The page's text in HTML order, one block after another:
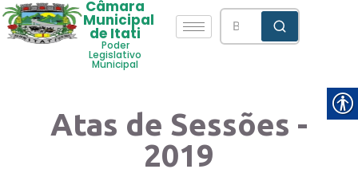
Câmara
Municipal
de Itati
Poder
Legislativo
Municipal
Atas de Sessões -
2019